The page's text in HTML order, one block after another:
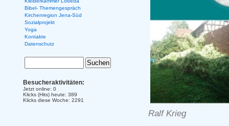
Ralf Krieg
Bibel- Themengespräch
Kirchenregion Jena-Süd
Sozialprojekt
Yoga
Kontakte
Datenschutz
Besucheraktivitäten:
Jetzt online: 0
Klicks (Hits) heute: 389
Klicks diese Woche: 2291